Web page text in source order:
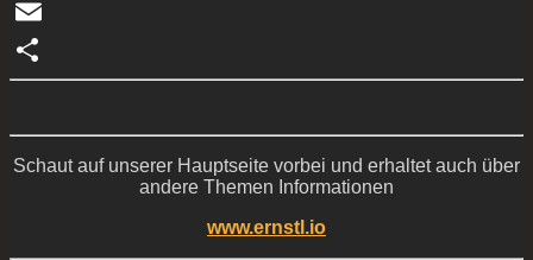
WhatsApp
Email
Teilen
Schaut auf unserer Hauptseite vorbei und erhaltet auch über
andere Themen Informationen
www.ernstl.io